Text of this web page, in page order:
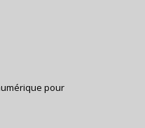
pour